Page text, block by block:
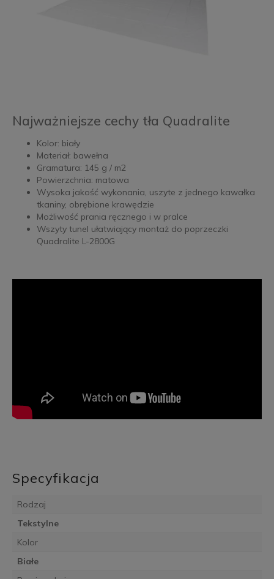
Najważniejsze cechy tła Quadralite
Kolor: biały
Materiał: bawełna
Gramatura: 145 g / m2
Powierzchnia: matowa
Wysoka jakość wykonania, uszyte z jednego kawałka
tkaniny, obrębione krawędzie
Możliwość prania ręcznego i w pralce
Wszyty tunel ułatwiający montaż do poprzeczki
Quadralite L-2800G
Specyfikacja
Rodzaj
Tekstylne
Kolor
Białe